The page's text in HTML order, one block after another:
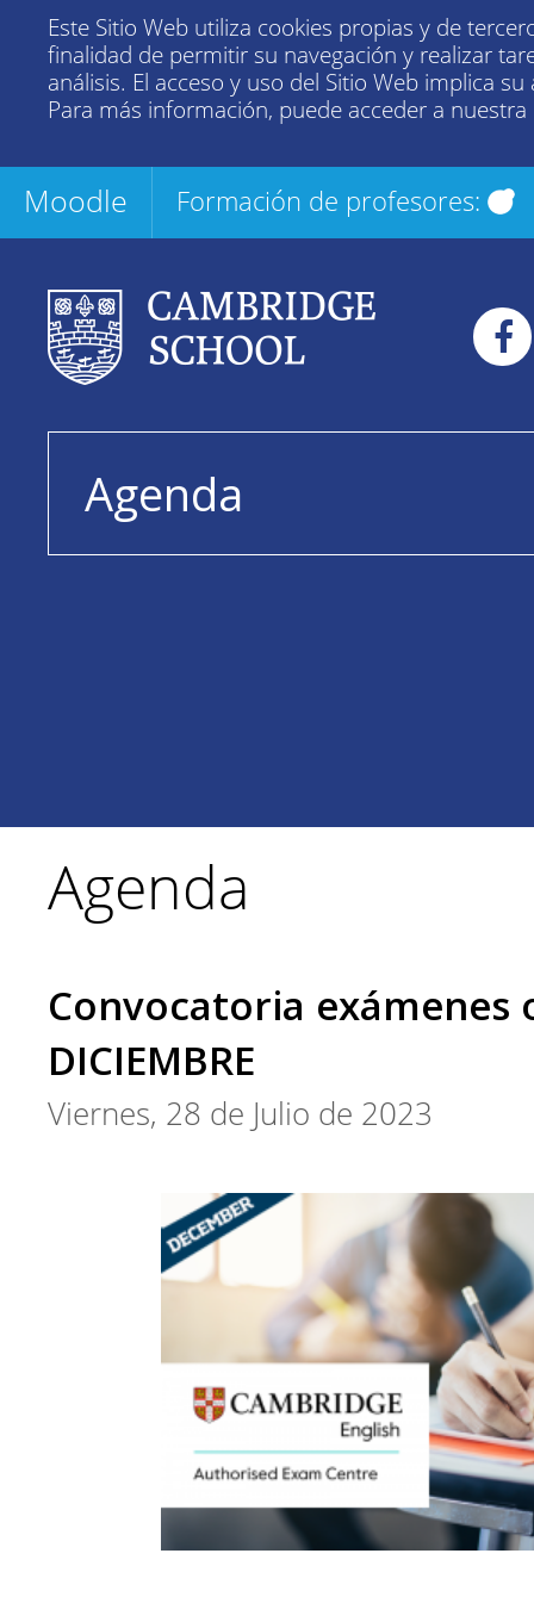
Este Sitio Web utiliza cookies propias y de
finalidad de permitir su navegación y realizar
análisis. El acceso y uso del Sitio Web implica su
Para más información, puede acceder a nuestra
Moodle Formación de profesores:
Agenda
Agenda
Convocatoria exámenes
DICIEMBRE
Viernes, 28 de Julio de 2023